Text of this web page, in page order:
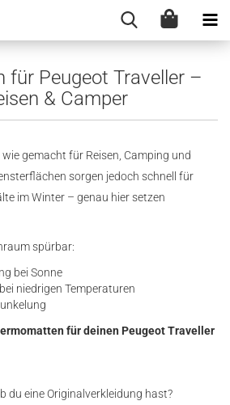
für Peugeot Traveller –
& Camper
gemacht für Reisen, Camping und
sorgen jedoch schnell für
im Winter – genau hier setzen
spürbar:
bei Sonne
niedrigen Temperaturen
für deinen Peugeot Traveller
du eine Originalverkleidung hast?